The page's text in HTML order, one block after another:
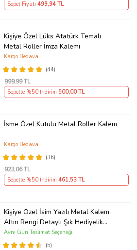
Sepet Fiyatı 499,94 TL
Kişiye Özel Lüks Atatürk Temalı
Metal Roller İmza Kalemi
(44)
Kargo Bedava
999,99 TL
Sepette %50 İndirim 500,00 TL
İsme Özel Kutulu Metal Roller Kalem
(36)
Kargo Bedava
923,06 TL
Sepette %50 İndirim 461,53 TL
Kişiye Özel İsim Yazılı Metal Kalem
Altın Rengi Detaylı Şık Hediyelik
Roller Kalem Özel Kutusunda İmza
Kalemi
(5)
Aynı Gün Teslimat Seçeneği